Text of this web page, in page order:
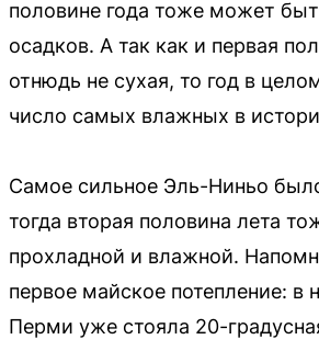
половине года тоже может
осадков. А так как и первая
отнюдь не сухая, то год в
число самых влажных в
Самое сильное Эль-Ниньо
тогда вторая половина лета
прохладной и влажной.
первое майское потепление: в
Перми уже стояла 20-